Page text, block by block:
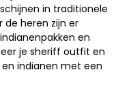
in traditionele
de heren zijn er
indianenpakken en
je sheriff outfit en
indianen met een